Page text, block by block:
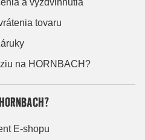
a vyzdvihnutia
tovaru
na HORNBACH?
E-shopu